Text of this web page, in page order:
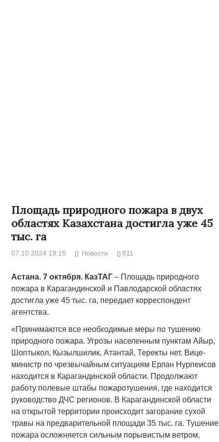
Площадь природного пожара в двух
областях Казахстана достигла уже 45
тыс. га
07.10.2024 19:15 Новости 811
Астана. 7 октября. КазТАГ– Площадь природного
пожара в Карагандинской и Павлодарской областях
достигла уже 45 тыс. га, передает корреспондент
агентства.
«Принимаются все необходимые меры по тушению
природного пожара. Угрозы населенным пунктам Айыр,
Шоптыкол, Кызылшилик, Атантай, Теректы нет. Вице-
министр по чрезвычайным ситуациям Ерлан Нурпеисов
находится в Карагандинской области. Продолжают
работу полевые штабы пожаротушения, где находится
руководство ДЧС регионов. В Карагандинской области
на открытой территории происходит загорание сухой
травы на предварительной площади 35 тыс. га. Тушение
пожара осложняется сильным порывистым ветром,